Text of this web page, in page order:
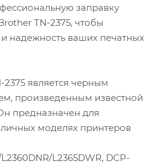
заправку
TN-2375, чтобы
и надежность ваших печатных
является черным
произведенным известной
предназначен для
моделях принтеров
L2365DWR, DCP-